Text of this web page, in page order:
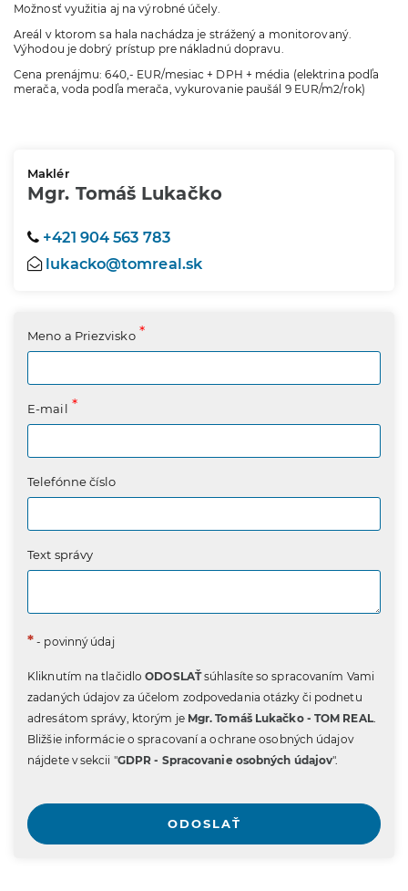
Možnosť využitia aj na výrobné účely.
Areál v ktorom sa hala nachádza je strážený a monitorovaný.
Výhodou je dobrý prístup pre nákladnú dopravu.
Cena prenájmu: 640,- EUR/mesiac + DPH + média (elektrina podľa
merača, voda podľa merača, vykurovanie paušál 9 EUR/m2/rok)
Maklér
Mgr. Tomáš Lukačko
+421 904 563 783
lukacko@tomreal.sk
Meno a Priezvisko
E-mail
Telefónne číslo
Text správy
* - povinný údaj
Kliknutím na tlačidloODOSLAŤsúhlasíte so spracovaním Vami
zadaných údajov za účelom zodpovedania otázky či podnetu
adresátom správy, ktorým je Mgr. Tomáš Lukačko - TOM REAL.
Bližšie informácie o spracovaní a ochrane osobných údajov
nájdete v sekcii "GDPR - Spracovanie osobných údajov".
ODOSLAŤ